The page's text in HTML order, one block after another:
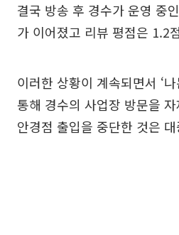
결국 방송 후 경수가 운영 중
가 이어졌고 리뷰 평점은 1.2
이러한 상황이 계속되면서 ‘
통해 경수의 사업장 방문을
안경점 출입을 중단한 것은